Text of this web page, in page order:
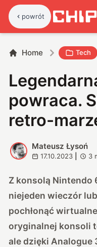
powrót
Home Tech
powraca.
retro-
M
Mateusz Łysoń
17.10.2023 3
Z konsolą Nintendo
niejeden wieczór
pochłonąć
oryginalnej konsoli
ale dzięki Analogue